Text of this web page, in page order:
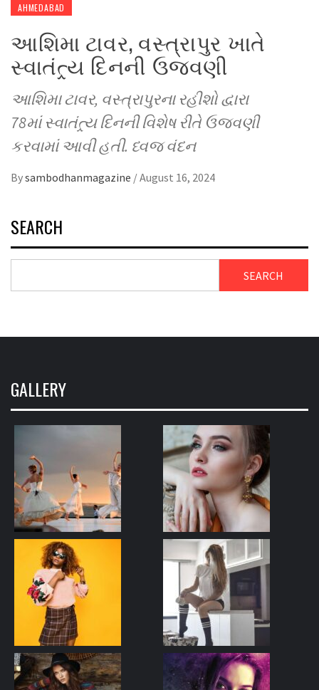
AHMEDABAD
આશિમા ટાવર, વસ્ત્રાપુર ખાતે
સ્વાતંત્ર્ય દિનની ઉજવણી
આશિમા ટાવર, વસ્ત્રાપુરના રહીશો દ્વારા
78માં સ્વાતંત્ર્ય દિનની વિશેષ રીતે ઉજવણી
કરવામાં આવી હતી. ધ્વજ વંદન
Bysambodhanmagazine /August 16, 2024
SEARCH
SEARCH
GALLERY